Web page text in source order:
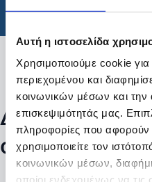
Αυτή η ιστοσελίδα
Χρησιμοποιούμε cookie για
περιεχομένου και
κοινωνικών μέσων και την
επισκεψιμότητάς μας.
πληροφορίες που
χρησιμοποιείτε τον
κοινωνικών μέσων,
οποίοι ενδεχομένως να
Φάρμακα
Φίλτρα
Δεν βρέθηκαν